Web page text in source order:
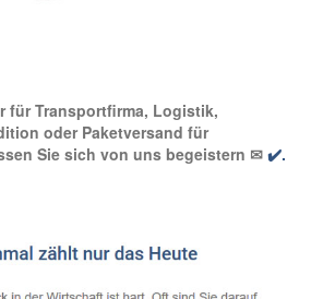
für Transportfirma, Logistik,
oder Paketversand für
Sie sich von uns begeistern ✉ ✔️.